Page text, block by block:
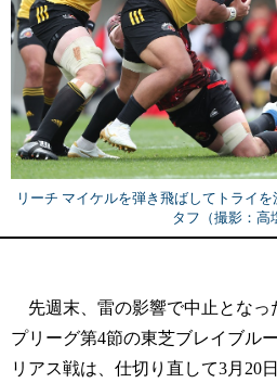
リーチ マイケルを弾き飛ばしてトライ
タフ（撮影：高
先週末、雷の影響で中止となっ
プリーグ第4節の東芝ブレイブル
リアス戦は、仕切り直して3月20